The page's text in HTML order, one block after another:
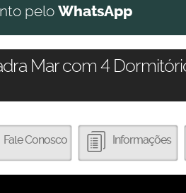
pelo WhatsApp
Mar com 4
Fale Conosco Informações